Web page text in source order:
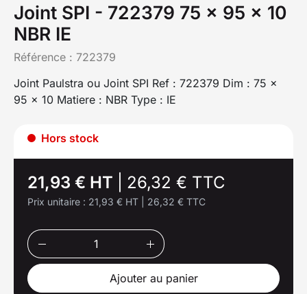
Joint SPI - 722379 75 x 95 x 10
NBR IE
Référence : 722379
Joint Paulstra ou Joint SPI Ref : 722379 Dim : 75 x
95 x 10 Matiere : NBR Type : IE
Hors stock
21,93 € HT 26,32 € TTC
Prix unitaire : 21,93 € HT 26,32 € TTC
Ajouter au panier